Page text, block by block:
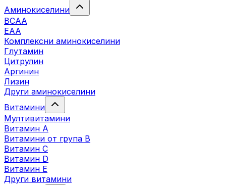
Аминокиселини
BCAA
EAA
Комплексни аминокиселини
Глутамин
Цитрулин
Аргинин
Лизин
Други аминокиселини
Витамини
Мултивитамини
Витамин А
Витамини от група B
Витамин C
Витамин D
Витамин E
Други витамини